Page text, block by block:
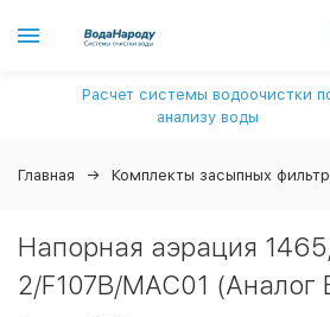
Расчет системы водоочистки
анализу воды
Главная Комплекты засыпных
Напорная аэрация
2/F107B/MAC01 (Аналог